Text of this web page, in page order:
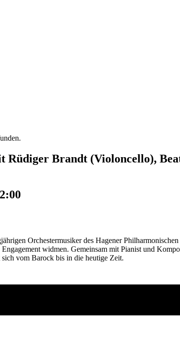
Rüdiger Brandt (Violoncello),
Orchestermusiker des Hagener
widmen. Gemeinsam mit Pianist und
vom Barock bis in die heutige Zeit.